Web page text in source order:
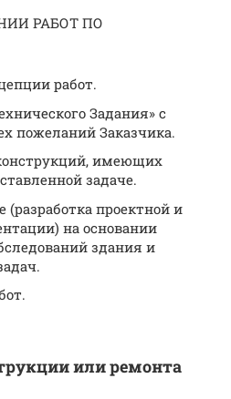
РАБОТ ПО
работ.
Задания» с
пожеланий Заказчика.
имеющих
задаче.
(разработка проектной и
на основании
здания и
или ремонта